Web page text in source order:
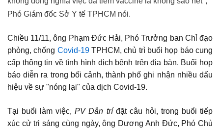
Phó Giám đốc Sở Y tế TPHCM nói.
Chiều 11/11, ông Phạm Đức Hải, Phó Trưởng ban Chỉ đạo
phòng, chống Covid-19TPHCM, chủ trì buổi họp báo cung
cấp thông tin về tình hình dịch bệnh trên địa bàn. Buổi họp
báo diễn ra trong bối cảnh, thành phố ghi nhận nhiều dấu
hiệu về sự "nóng lại" của dịch Covid-19.
Tại buổi làm việc,PV Dân tríđặt câu hỏi, trong buổi tiếp
xúc cử tri sáng cùng ngày, ông Dương Anh Đức, Phó Chủ